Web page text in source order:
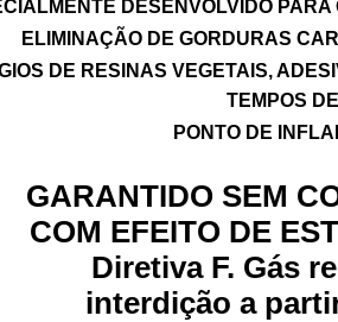
DESENVOLVIDO
ELIMINAÇÃO DE GORDURAS
DE RESINAS VEGETAIS,
TEMPOS
PONTO DE
GARANTIDO SEM
COM EFEITO DE
Diretiva F. Gás
interdição a